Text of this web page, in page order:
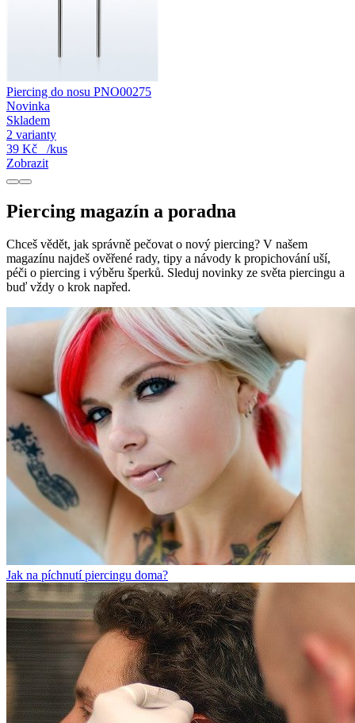
Piercing do nosu PNO00275
Novinka
Skladem
2 varianty
39 Kč
/kus
Zobrazit
Piercing magazín a poradna
Chceš vědět, jak správně pečovat o nový piercing? V našem
magazínu najdeš ověřené rady, tipy a návody k propichování uší,
péči o piercing i výběru šperků. Sleduj novinky ze světa piercingu a
buď vždy o krok napřed.
Jak na píchnutí piercingu doma?